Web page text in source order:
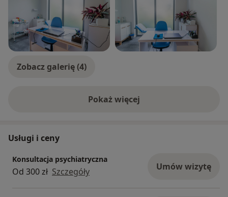
Zobacz galerię (4)
Pokaż więcejo doświadczeniu
Usługi i ceny
Konsultacja psychiatryczna
Od 300 zł Szczegóły Umów wizytę